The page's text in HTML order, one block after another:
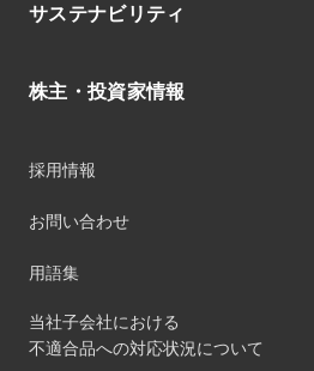
中期経営戦略
役員
事業
トピックス
IRニュース
サステナビリティ
環境
ガバナンス
マテリアリティ
サステナビリティデータ
第三者保証
株主・投資家情報
財務ハイライト
IRカレンダー
個人投資家のみなさまへ
採用情報
お問い合わせ
用語集
当社子会社における
不適合品への対応状況について